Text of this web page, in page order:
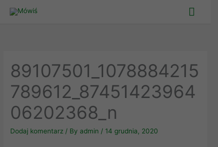
Main
89107501_1078884215
789612_87451423964
06202368_n
Dodaj komentarz / By admin / 14 grudnia, 2020